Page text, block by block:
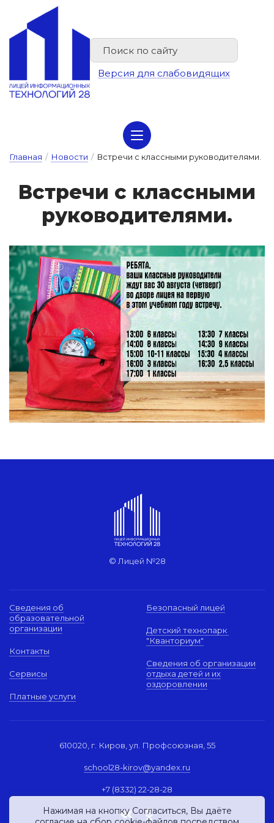
Версия для слабовидящих
Главная / Новости / Встречи с классными руководителями.
Встре­чи с клас­сны­ми
ру­ко­во­ди­те­ля­ми.
© Лицей №28
Сведения об
образовательной
организации
Контакты
Сервисы
Платные услуги
Безопасный лицей
Детский технопарк
"Кванториум"
Сведения об организации
отдыха детей и их
оздоровлении
610020, г. Киров, ул. Профсоюзная, 55
school28-kirov@yandex.ru
+7 (8332) 22-28-28
Нажимая на кнопку Согласиться, Вы даёте